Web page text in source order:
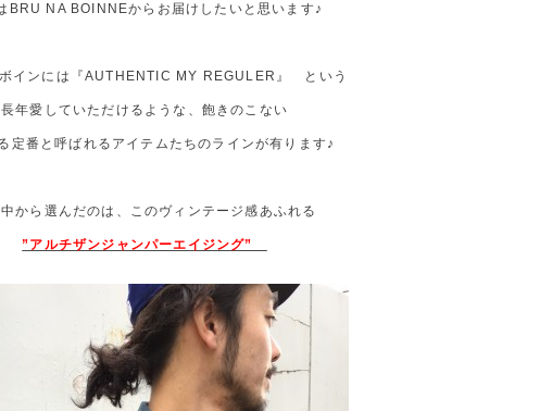
BRU NA BOINNEからお届けしたいと思います♪
インには『AUTHENTIC MY REGULER』 という
長年愛していただけるような、飽きのこない
定番と呼ばれるアイテムたちのラインが有ります♪
から選んだのは、このヴィンテージ感あふれる
”アルチザンジャンパーエイジング”